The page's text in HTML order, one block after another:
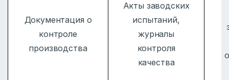
Документация о
контроле
производства
Акты заводских
испытаний,
журналы
контроля
качества